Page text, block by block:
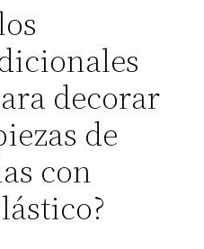
decorar
de
con